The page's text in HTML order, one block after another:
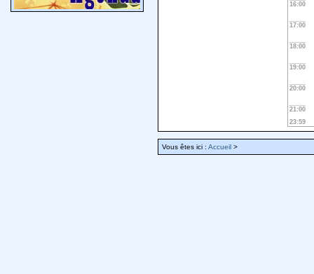
16:00
17:00
18:00
19:00
20:00
21:00
23:59
Vous êtes ici : Accueil >